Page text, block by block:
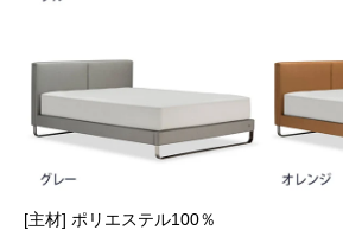
[主材] ポリエステル100％